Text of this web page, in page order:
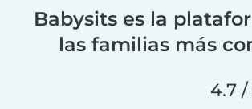
Babysits es la
las familias más
4.7 /